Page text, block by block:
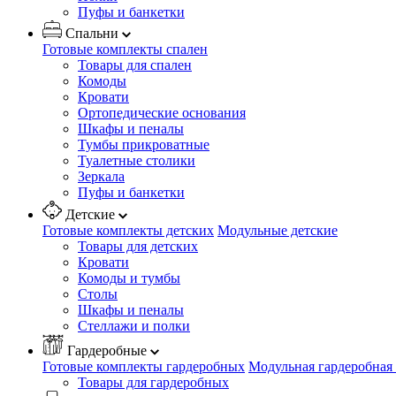
Пуфы и банкетки
Спальни
Готовые комплекты спален
Товары для спален
Комоды
Кровати
Ортопедические основания
Шкафы и пеналы
Тумбы прикроватные
Туалетные столики
Зеркала
Пуфы и банкетки
Детские
Готовые комплекты детских Модульные детские
Товары для детских
Кровати
Комоды и тумбы
Столы
Шкафы и пеналы
Стеллажи и полки
Гардеробные
Готовые комплекты гардеробных Модульная
Товары для гардеробных